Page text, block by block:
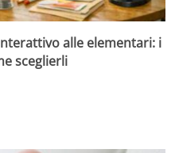
alle elementari: i
sceglierli